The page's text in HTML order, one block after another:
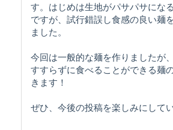
す。はじめは生地がパサパサにな
ですが、試行錯誤し食感の良い麺
ました。
今回は一般的な麺を作りましたが
すすらずに食べることができる麺
きます！
ぜひ、今後の投稿を楽しみにして